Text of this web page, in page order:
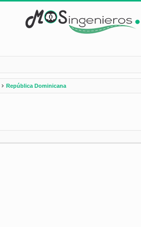
República Dominicana